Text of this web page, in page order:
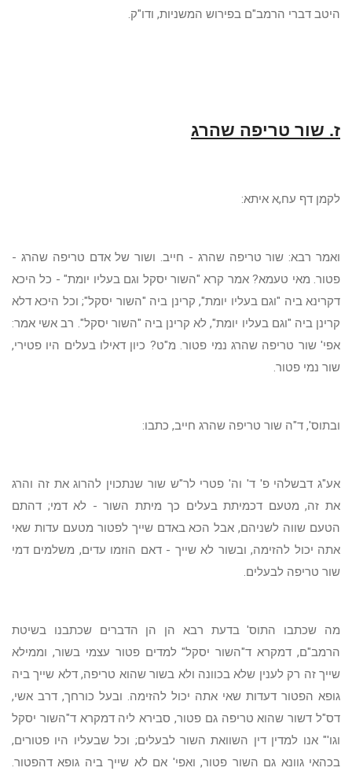
היטב דברי הרמב"ם בפירוש המשניות, ודו"ק.
ז. שור טריפה שהרג
לקמן דף עח,א איתא:
ואמר רבא: שור טריפה שהרג - חייב. ושור של אדם טריפה שהרג -
פטור. מאי טעמא? אמר קרא "השור יסקל וגם בעליו יומת" - כל היכא
דקרינא ביה "וגם בעליו יומת", קרינן ביה "השור יסקל"; וכל היכא דלא
קרינן ביה "וגם בעליו יומת", לא קרינן ביה "השור יסקל". רב אשי אמר:
אפי' שור טריפה שהרג נמי פטור. מ"ט? כיון דאילו בעלים היו פטירי,
שור נמי פטור.
ובתוס', ד"ה שור טריפה שהרג חייב, כתבו:
אע"ג דבשלהי פ' ד' וה' פטרי לר"ש שור שנתכוין להרוג את זה והרג
את זה, מטעם דכמיתת בעלים כך מיתת השור - לא דמי; דהתם
הטעם שווה לשניהם, אבל הכא באדם שייך לפטור מטעם עדות שאי
אתה יכול להזימה, ובשור לא שייך - דאם הוזמו עדים, משלמים דמי
שור טריפה לבעלים.
מה שכתבו התוס' בדעת רבא הן הן הדברים שכתבנו בשיטת
הרמב"ם, דמקרא ד"השור יסקל" למדים פטור עצמי בשור, וממילא
שייך זה רק לענין שלא בכוונה ולא בשור שהוא טריפה, דלא שייך ביה
גופא הפטור דעדות שאי אתה יכול להזימה. ובעל כורחך, דרב אשי,
דס"ל דשור שהוא טריפה גם פטור, סבירא ליה דמקרא ד"השור יסקל
וגו'" אנו למדין דין השוואת השור לבעלים; וכל שבעליו היו פטורים,
בכהאי גוונא גם השור פטור, ואפי' אם לא שייך ביה גופא דהפטור.